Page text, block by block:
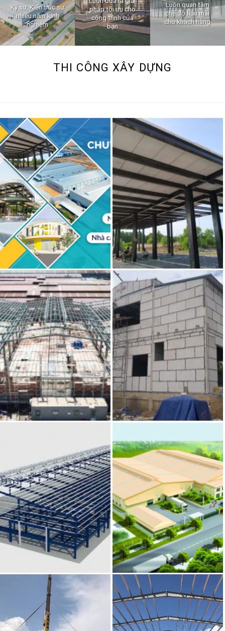
Kỹ sư, Kiến trúc sư
nhiều năm kinh
nghiệm
pháp tối ưu cho
công trình của
bạn
Luôn quan tâm
chế độ hậu mãi
cho khách hàng
THI CÔNG XÂY DỰNG